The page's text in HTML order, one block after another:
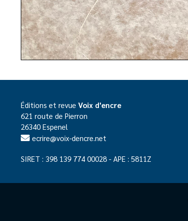
Éditions et revue Voix d'encre
621 route de Pierron
26340 Espenel
ecrire@voix-dencre.net
SIRET : 398 139 774 00028 - APE : 5811Z